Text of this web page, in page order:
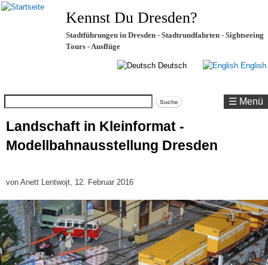
Kennst Du Dresden?
Stadtführungen in Dresden - Stadtrundfahrten - Sightseeing
Tours - Ausflüge
Deutsch English
☰ Menü
Landschaft in Kleinformat -
Modellbahnausstellung Dresden
von Anett Lentwojt, 12. Februar 2016